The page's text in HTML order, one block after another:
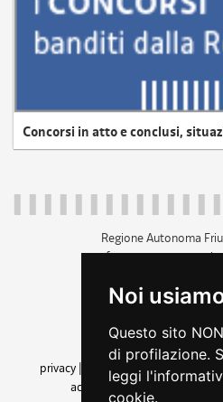
Noi
Questo sito
di profilazione.
leggi
cookie.
Concorsi in atto e conclusi,
Regione Autonoma
c.f. 80014930327;
+39 040
amministrazione
privacy
cookie |note legali
accessibilità| feedback